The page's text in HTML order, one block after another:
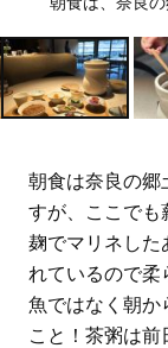
朝食は奈良の郷
すが、ここでも
麹でマリネした
れているので柔
魚ではなく朝か
こと！茶粥は